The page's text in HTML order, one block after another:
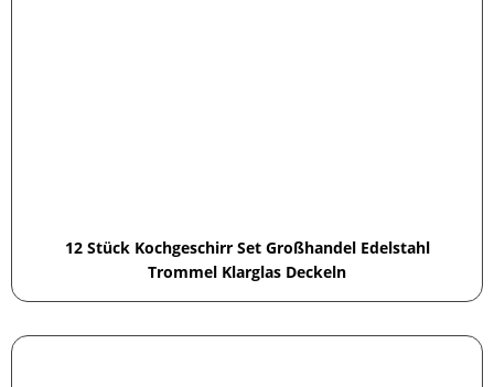
12 Stück Kochgeschirr Set Großhandel Edelstahl
Trommel Klarglas Deckeln